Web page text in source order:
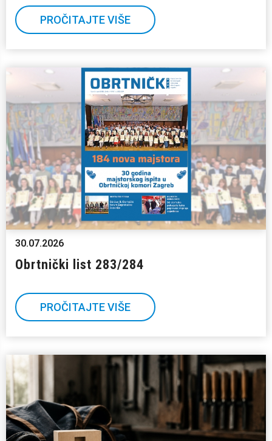
PROČITAJTE VIŠE
30.07.2026
Obrtnički list 283/284
PROČITAJTE VIŠE